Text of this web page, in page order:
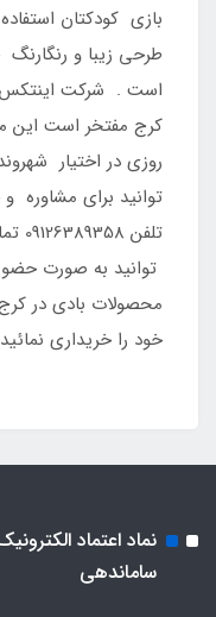
بازی کودکتان
طرحی زیبا و
است . شرکت اینتکس
کرج مفتخر است این
روزی در اختیار
توانید برای مشاوره
توانید به صورت
محصولات بادی در
خود را خریداری
نماد اعتماد
ساماندهی